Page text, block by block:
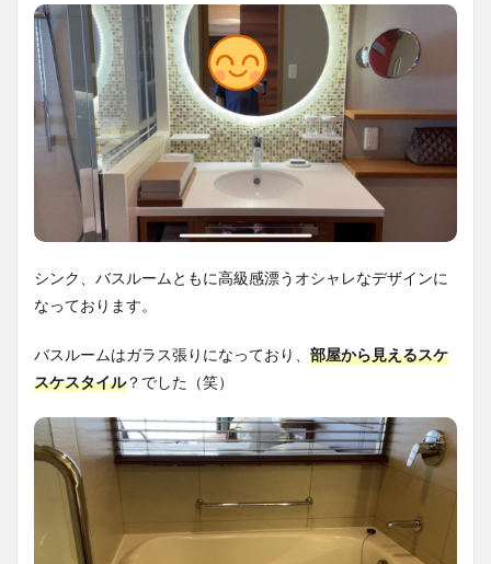
シンク、バスルームともに高級感漂うオシャレなデザインに
なっております。
バスルームはガラス張りになっており、 部屋から見えるスケ
スケスタイル？でした（笑）